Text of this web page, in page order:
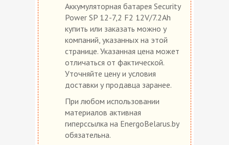
Аккумуляторная батарея Security
Power SP 12-7,2 F2 12V/7.2Ah
купить или заказать можно у
компаний, указанных на этой
странице. Указанная цена может
отличаться от фактической.
Уточняйте цену и условия
доставки у продавца заранее.
При любом использовании
материалов активная
гиперссылка на EnergoBelarus.by
обязательна.